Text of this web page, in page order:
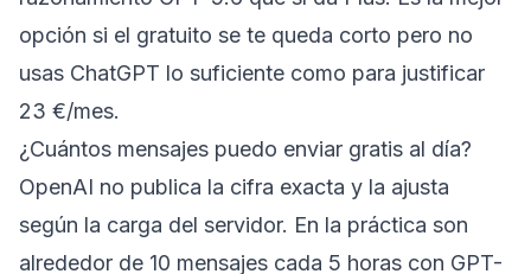
opción si el gratuito se te queda corto pero no
usas ChatGPT lo suficiente como para justificar
23 €/mes.
¿Cuántos mensajes puedo enviar gratis al día?
OpenAI no publica la cifra exacta y la ajusta
según la carga del servidor. En la práctica son
alrededor de 10 mensajes cada 5 horas con GPT-